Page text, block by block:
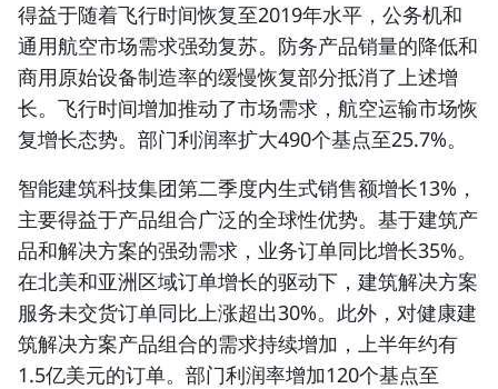
得益于随着飞行时间恢复至2019年水平，公务机和
通用航空市场需求强劲复苏。防务产品销量的降低和
商用原始设备制造率的缓慢恢复部分抵消了上述增
长。飞行时间增加推动了市场需求，航空运输市场恢
复增长态势。部门利润率扩大490个基点至25.7%。
智能建筑科技集团第二季度内生式销售额增长13%，
主要得益于产品组合广泛的全球性优势。基于建筑产
品和解决方案的强劲需求，业务订单同比增长35%。
在北美和亚洲区域订单增长的驱动下，建筑解决方案
服务未交货订单同比上涨超出30%。此外，对健康建
筑解决方案产品组合的需求持续增加，上半年约有
1.5亿美元的订单。部门利润率增加120个基点至